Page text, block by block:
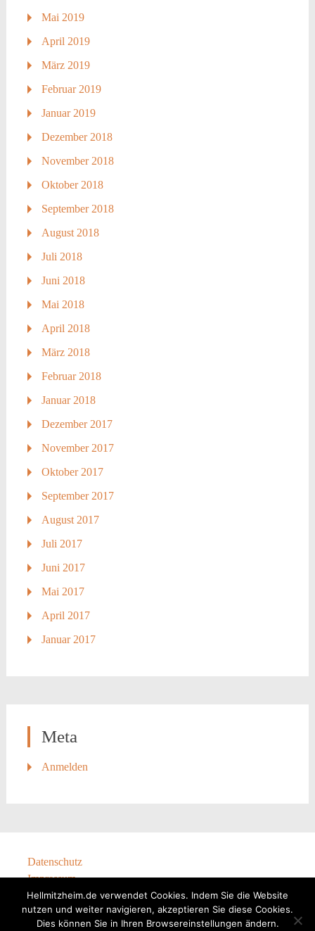
Mai 2019
April 2019
März 2019
Februar 2019
Januar 2019
Dezember 2018
November 2018
Oktober 2018
September 2018
August 2018
Juli 2018
Juni 2018
Mai 2018
April 2018
März 2018
Februar 2018
Januar 2018
Dezember 2017
November 2017
Oktober 2017
September 2017
August 2017
Juli 2017
Juni 2017
Mai 2017
April 2017
Januar 2017
Meta
Anmelden
Datenschutz
Impressum
Hellmitzheim.de verwendet Cookies. Indem Sie die Website
nutzen und weiter navigieren, akzeptieren Sie diese Cookies.
Dies können Sie in Ihren Browsereinstellungen ändern.